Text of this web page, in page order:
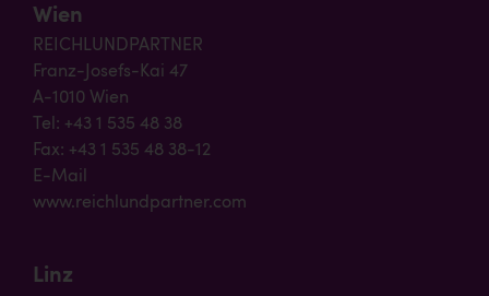
Wien
REICHLUNDPARTNER
Franz-Josefs-Kai 47
A-1010 Wien
Tel: +43 1 535 48 38
Fax: +43 1 535 48 38-12
E-Mail
www.reichlundpartner.com
Linz